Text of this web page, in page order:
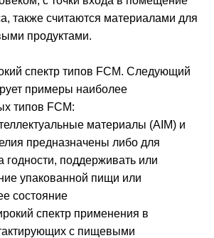
также считаются материалами для
продуктами.
спектр типов FCM. Следующий
примеры наиболее
типов FCM:
материалы (AIM) и
предназначены либо для
годности, поддерживать или
упакованной пищи или
состояние
спектр применения в
с пищевыми